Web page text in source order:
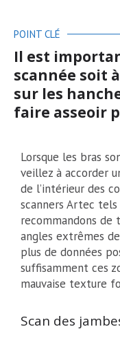
POINT CLÉ
Il est
scannée soit
sur les
faire asseoir
Lorsque les bras
veillez à accorder
de l’intérieur des
scanners Artec tels
recommandons de
angles extrêmes
plus de données
suffisamment ces
mauvaise texture
Scan des